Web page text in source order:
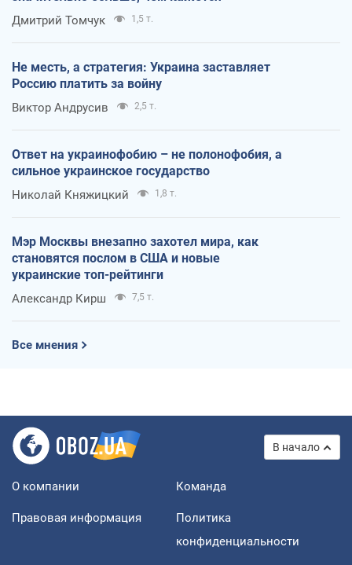
Дмитрий Томчук 1,5 т.
Не месть, а стратегия: Украина заставляет
Россию платить за войну
Виктор Андрусив 2,5 т.
Ответ на украинофобию – не полонофобия, а
сильное украинское государство
Николай Княжицкий 1,8 т.
Мэр Москвы внезапно захотел мира, как
становятся послом в США и новые
украинские топ-рейтинги
Александр Кирш 7,5 т.
Все мнения
В начало
О компании Команда
Правовая информация
Политика
конфиденциальности